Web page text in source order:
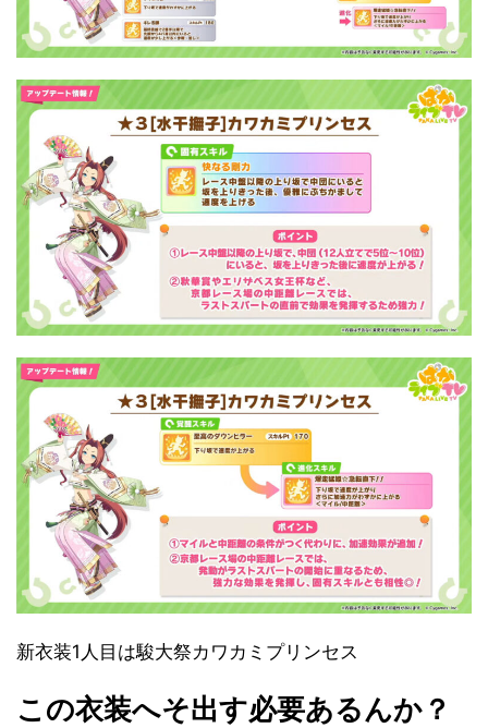
新衣装1人目は駿大祭カワカミプリンセス
この衣装へそ出す必要あるんか？